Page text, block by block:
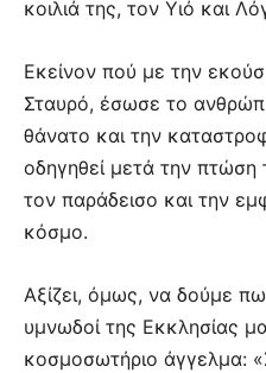
κοιλιά της, τον Υιό και
Εκείνον πού με την
Σταυρό, έσωσε το
θάνατο και την
οδηγηθεί μετά την
τον παράδεισο και την
κόσμο.
Αξίζει, όμως, να δούμε
υμνωδοί της Εκκλησίας
κοσμοσωτήριο άγγελμα: